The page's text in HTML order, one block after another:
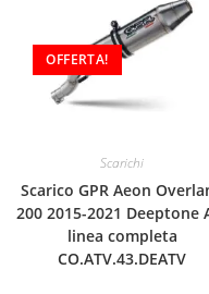
OFFERTA!
Scarichi
Scarico GPR Aeon
200 2015-2021 Deeptone
linea completa
CO.ATV.43.DEATV